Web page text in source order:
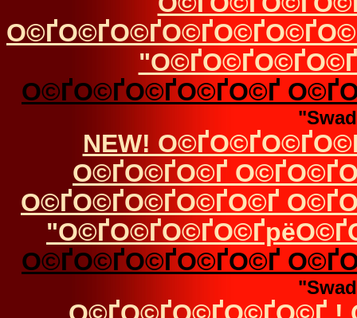
О©ҐО©ҐО©ҐО©ҐО©Ґ
NEW!
О©ҐО©ҐО©Ґ
О©ҐО©ҐО©ҐО©ҐО©Ґ
О©ҐО©ҐО©ҐО©ҐО©Ґ